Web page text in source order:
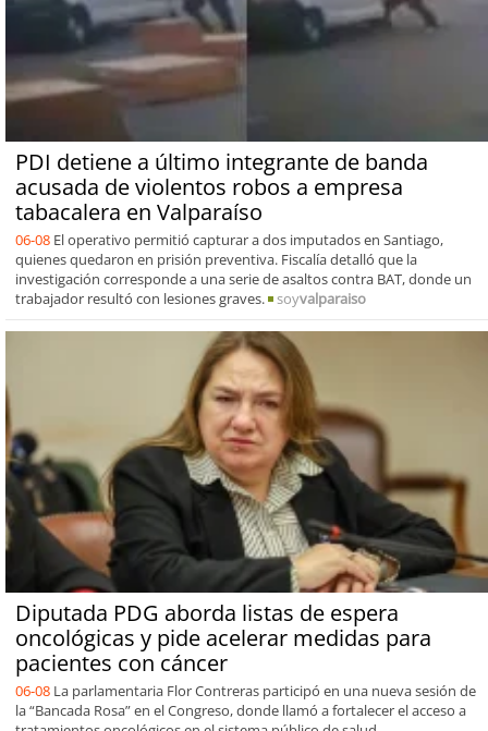
PDI detiene a último integrante de banda
acusada de violentos robos a empresa
tabacalera en Valparaíso
06-08 El operativo permitió capturar a dos imputados en Santiago,
quienes quedaron en prisión preventiva. Fiscalía detalló que la
investigación corresponde a una serie de asaltos contra BAT, donde un
trabajador resultó con lesiones graves.
soyvalparaiso
Diputada PDG aborda listas de espera
oncológicas y pide acelerar medidas para
pacientes con cáncer
06-08 La parlamentaria Flor Contreras participó en una nueva sesión de
la “Bancada Rosa” en el Congreso, donde llamó a fortalecer el acceso a